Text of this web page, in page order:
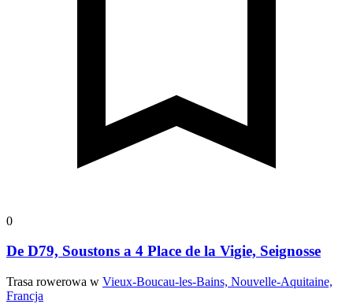
0
De D79, Soustons a 4 Place de la Vigie, Seignosse
Trasa rowerowa w Vieux-Boucau-les-Bains, Nouvelle-Aquitaine,
Francja